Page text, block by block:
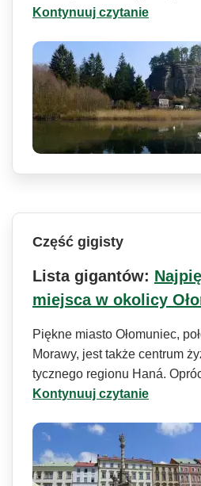
Kontynuuj czytanie
Część gigisty
Lista gigantów:
miejsca w okolicy
Piękne miasto Ołomuniec,
Morawy, jest także centrum
tycznego regionu Haná.
Kontynuuj czytanie